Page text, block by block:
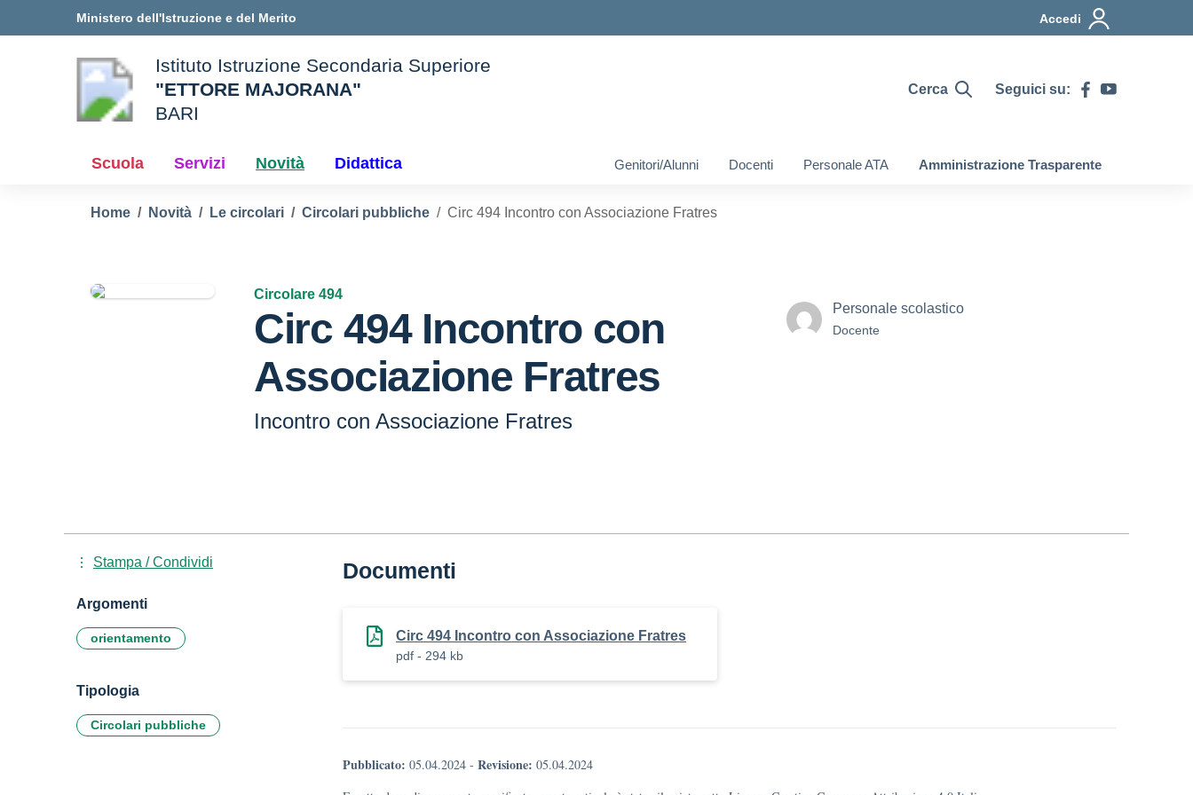
Ministero dell'Istruzione e del Merito Accedi
scuola
Istituto Istruzione Secondaria Superiore
"ETTORE MAJORANA"
BARI
Cerca Seguici su:
Scuola Servizi Novità Didattica Genitori/Alunni Docenti Personale ATA Amministrazione Trasparente
Home Novità Le circolari Circolari pubbliche Circ 494 Incontro con Associazione Fratres
Circolare 494
Circ 494 Incontro con
Associazione Fratres
Incontro con Associazione Fratres
Personale scolastico
Docente
Documenti
Circ 494 Incontro con Associazione Fratres
pdf - 294 kb
Pubblicato: 05.04.2024 - Revisione: 05.04.2024
Stampa / Condividi
Argomenti
orientamento
Tipologia
Circolari pubbliche